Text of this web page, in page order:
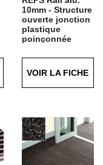
10mm - Structure
ouverte jonction
plastique
poinçonnée
Finition : REPS gris
T12
VOIR LA FICHE